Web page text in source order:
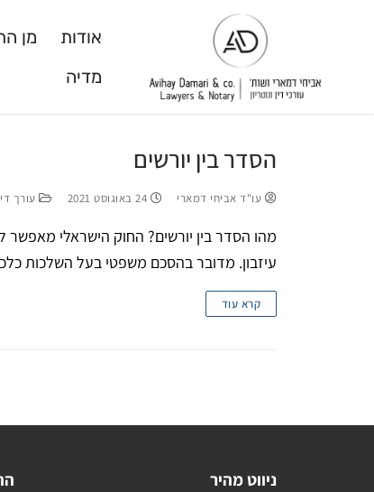
אודות מן
מדיה
תגית:עו"ד בפתח תקווה
דף הבית עו"ד בפתח תקווה
הסדר בין יורשים
עו"ד אביחי דמארי 24 באוגוסט 2021 עורך
מהו הסדר בין יורשים? החוק הישראלי מאפשר
עיזבון. מדובר בהסכם משפטי בעל השלכות
קרא עוד
ניווט מהיר